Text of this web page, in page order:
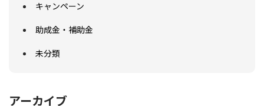
キャンペーン
助成金・補助金
未分類
アーカイブ